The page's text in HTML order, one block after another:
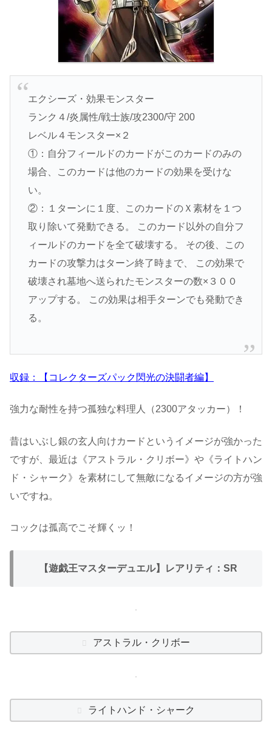
エクシーズ・効果モンスター
ランク４/炎属性/戦士族/攻2300/守 200
レベル４モンスター×２
①：自分フィールドのカードがこのカードのみの
場合、このカードは他のカードの効果を受けな
い。
②：１ターンに１度、このカードのＸ素材を１つ
取り除いて発動できる。 このカード以外の自分フ
ィールドのカードを全て破壊する。 その後、この
カードの攻撃力はターン終了時まで、 この効果で
破壊され墓地へ送られたモンスターの数×３００
アップする。 この効果は相手ターンでも発動でき
る。
収録：【コレクターズパック閃光の決闘者編】
強力な耐性を持つ孤独な料理人（2300アタッカー）！
昔はいぶし銀の玄人向けカードというイメージが強かった
ですが、最近は《アストラル・クリボー》や《ライトハン
ド・シャーク》を素材にして無敵になるイメージの方が強
いですね。
コックは孤高でこそ輝くッ！
【遊戯王マスターデュエル】レアリティ：SR
アストラル・クリボー
ライトハンド・シャーク